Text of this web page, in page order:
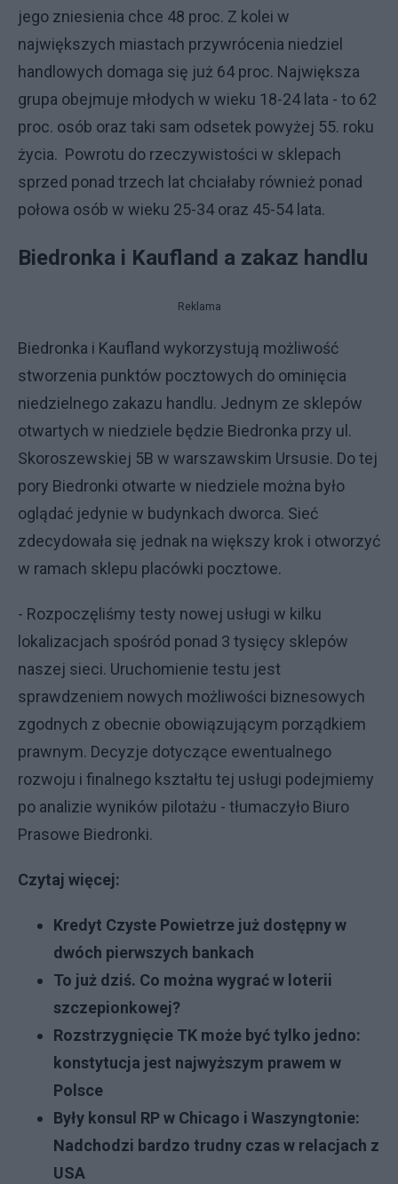
jego zniesienia chce 48 proc. Z kolei w
największych miastach przywrócenia niedziel
handlowych domaga się już 64 proc. Największa
grupa obejmuje młodych w wieku 18-24 lata - to 62
proc. osób oraz taki sam odsetek powyżej 55. roku
życia. Powrotu do rzeczywistości w sklepach
sprzed ponad trzech lat chciałaby również ponad
połowa osób w wieku 25-34 oraz 45-54 lata.
Biedronka i Kaufland a zakaz handlu
Reklama
Biedronka i Kaufland wykorzystują możliwość
stworzenia punktów pocztowych do ominięcia
niedzielnego zakazu handlu. Jednym ze sklepów
otwartych w niedziele będzie Biedronka przy ul.
Skoroszewskiej 5B w warszawskim Ursusie. Do tej
pory Biedronki otwarte w niedziele można było
oglądać jedynie w budynkach dworca. Sieć
zdecydowała się jednak na większy krok i otworzyć
w ramach sklepu placówki pocztowe.
- Rozpoczęliśmy testy nowej usługi w kilku
lokalizacjach spośród ponad 3 tysięcy sklepów
naszej sieci. Uruchomienie testu jest
sprawdzeniem nowych możliwości biznesowych
zgodnych z obecnie obowiązującym porządkiem
prawnym. Decyzje dotyczące ewentualnego
rozwoju i finalnego kształtu tej usługi podejmiemy
po analizie wyników pilotażu - tłumaczyło Biuro
Prasowe Biedronki.
Czytaj więcej:
Kredyt Czyste Powietrze już dostępny w
dwóch pierwszych bankach
To już dziś. Co można wygrać w loterii
szczepionkowej?
Rozstrzygnięcie TK może być tylko jedno:
konstytucja jest najwyższym prawem w
Polsce
Były konsul RP w Chicago i Waszyngtonie:
Nadchodzi bardzo trudny czas w relacjach z
USA